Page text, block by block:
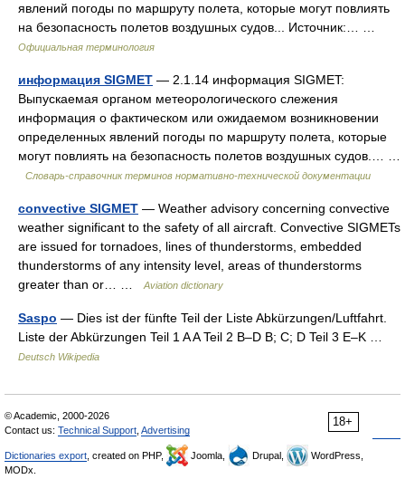
явлений погоды по маршруту полета, которые могут повлиять
на безопасность полетов воздушных судов... Источник:… …
Официальная терминология
информация SIGMET — 2.1.14 информация SIGMET:
Выпускаемая органом метеорологического слежения
информация о фактическом или ожидаемом возникновении
определенных явлений погоды по маршруту полета, которые
могут повлиять на безопасность полетов воздушных судов.… …
Словарь-справочник терминов нормативно-технической документации
convective SIGMET — Weather advisory concerning convective
weather significant to the safety of all aircraft. Convective SIGMETs
are issued for tornadoes, lines of thunderstorms, embedded
thunderstorms of any intensity level, areas of thunderstorms
greater than or… …
Aviation dictionary
Saspo — Dies ist der fünfte Teil der Liste Abkürzungen/Luftfahrt.
Liste der Abkürzungen Teil 1 A A Teil 2 B–D B; C; D Teil 3 E–K …
Deutsch Wikipedia
18+
© Academic, 2000-2026
Contact us: Technical Support Advertising
Dictionaries export , created on PHP, Joomla, Drupal,
WordPress,
MODx.